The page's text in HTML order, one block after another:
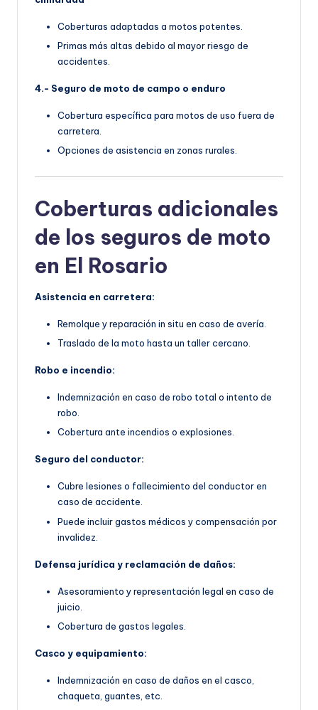
Coberturas adaptadas a motos potentes.
Primas más altas debido al mayor riesgo de
accidentes.
4.- Seguro de moto de campo o enduro
Cobertura específica para motos de uso fuera de
carretera.
Opciones de asistencia en zonas rurales.
Coberturas adicionales
de los seguros de moto
en El Rosario
Asistencia en carretera:
Remolque y reparación in situ en caso de avería.
Traslado de la moto hasta un taller cercano.
Robo e incendio:
Indemnización en caso de robo total o intento de
robo.
Cobertura ante incendios o explosiones.
Seguro del conductor:
Cubre lesiones o fallecimiento del conductor en
caso de accidente.
Puede incluir gastos médicos y compensación por
invalidez.
Defensa jurídica y reclamación de daños:
Asesoramiento y representación legal en caso de
juicio.
Cobertura de gastos legales.
Casco y equipamiento:
Indemnización en caso de daños en el casco,
chaqueta, guantes, etc.